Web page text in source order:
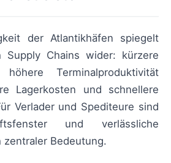
der Atlantikhäfen spiegelt
Chains wider: kürzere
Terminalproduktivität
Lagerkosten und schnellere
Verlader und Spediteure sind
und verlässliche
zentraler Bedeutung.